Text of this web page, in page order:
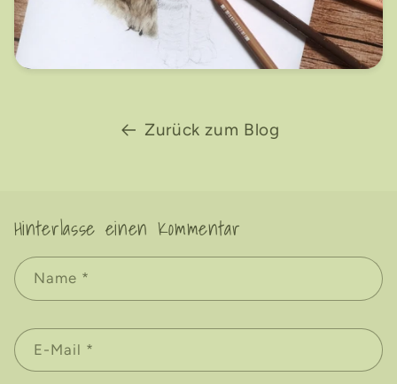
Zurück zum Blog
Hinterlasse einen Kommentar
Name *
E-Mail *